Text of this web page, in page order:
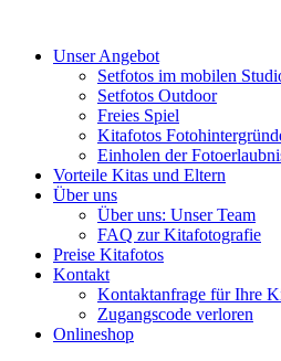
Unser Angebot
Setfotos im mobilen
Setfotos Outdoor
Freies Spiel
Kitafotos
Einholen der
Vorteile Kitas und Eltern
Über uns
Über uns: Unser Team
FAQ zur Kitafotografie
Preise Kitafotos
Kontakt
Kontaktanfrage für Ihre
Zugangscode verloren
Onlineshop